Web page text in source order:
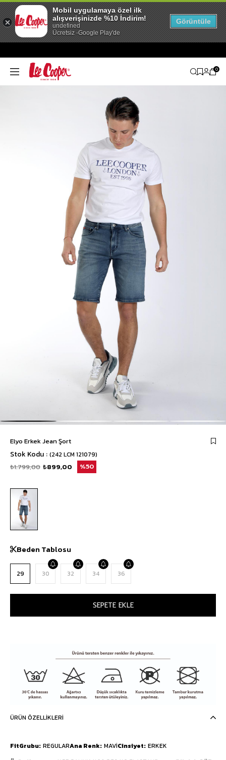
0
Elyo Erkek Jean Şort
Stok Kodu (242 LCM 121079)
₺1.799,00 ₺899,00 50
Beden Tablosu
29 30 32 34 36
ÜRÜN ÖZELLIKLERI
FitGrubu REGULARAna Renk MAVİCinsiyet ERKEK
Mobil uygulamaya özel ilk
alışverişinizde %10 İndirim!
undefined
Ücretsiz -Google Play'de
Görüntüle